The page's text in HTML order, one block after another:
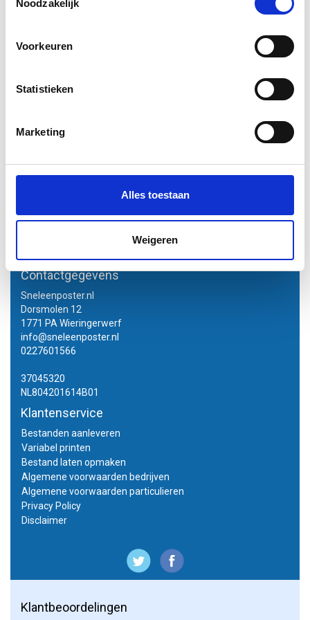
Noodzakelijk
Voorkeuren
Statistieken
Marketing
Alles toestaan
Weigeren
A1 + bouwtekening (118,9 x
90 grams FSC gecertificeerd papier.
Voor 14.00 besteld, de volgende dag in
Excl. btw
Contactgegevens
Sneleenposter.nl
Dorsmolen 12
1771 PA Wieringerwerf
info@sneleenposter.nl
0227601566
37045320
NL804201614B01
Klantenservice
Bestanden aanleveren
Variabel printen
Bestand laten opmaken
Algemene voorwaarden bedrijven
Algemene voorwaarden particulieren
Privacy Policy
Disclaimer
Klantbeoordelingen